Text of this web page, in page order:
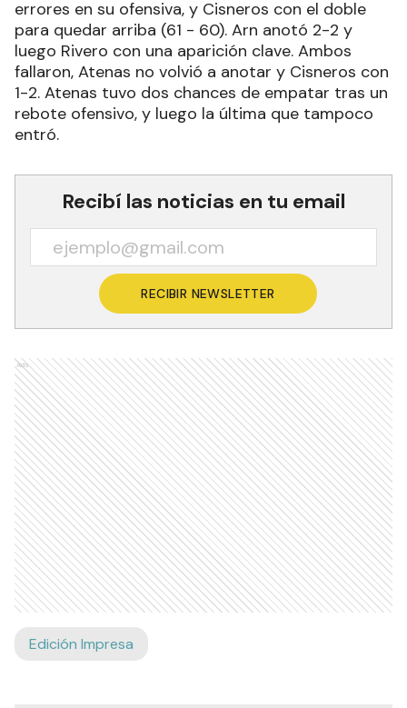
errores en su ofensiva, y Cisneros con el doble
para quedar arriba (61 - 60). Arn anotó 2-2 y
luego Rivero con una aparición clave. Ambos
fallaron, Atenas no volvió a anotar y Cisneros con
1-2. Atenas tuvo dos chances de empatar tras un
rebote ofensivo, y luego la última que tampoco
entró.
Recibí las noticias en tu email
RECIBIR NEWSLETTER
Ads
Edición Impresa